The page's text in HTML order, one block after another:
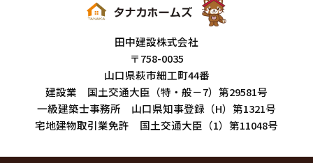
田中建設株式会社
〒758-0035
山口県萩市細工町44番
建設業 国土交通大臣（特・般－7）第29581号
一級建築士事務所 山口県知事登録（H）第1321号
宅地建物取引業免許 国土交通大臣（1）第11048号